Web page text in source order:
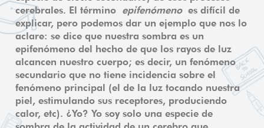
cerebrales. El término epifenómenoes difícil de
explicar, pero podemos dar un ejemplo que nos lo
aclare: se dice que nuestra sombra es un
epifenómeno del hecho de que los rayos de luz
alcancen nuestro cuerpo; es decir, un fenómeno
secundario que no tiene incidencia sobre el
fenómeno principal (el de la luz tocando nuestra
piel, estimulando sus receptores, produciendo
calor, etc). ¿Yo? Yo soy solo una especie de